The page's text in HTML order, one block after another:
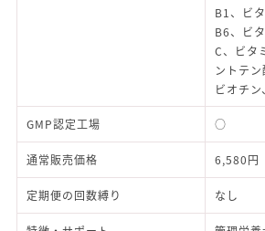
B1、ビ
B6、ビ
C、ビタ
ントテン
ビオチン
GMP認定工場 ○
通常販売価格 6,580円
定期便の回数縛り なし